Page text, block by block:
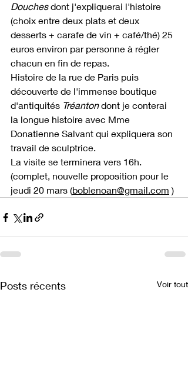
Douches dont j'expliquerai l'histoire
(choix entre deux plats et deux
desserts + carafe de vin + café/thé) 25
euros environ par personne à régler
chacun en fin de repas.
Histoire de la rue de Paris puis
découverte de l'immense boutique
d'antiquités Tréanton dont je conterai
la longue histoire avec Mme
Donatienne Salvant qui expliquera son
travail de sculptrice.
La visite se terminera vers 16h.
(complet, nouvelle proposition pour le
jeudi 20 mars (boblenoan@gmail.com )
Posts récents Voir tout